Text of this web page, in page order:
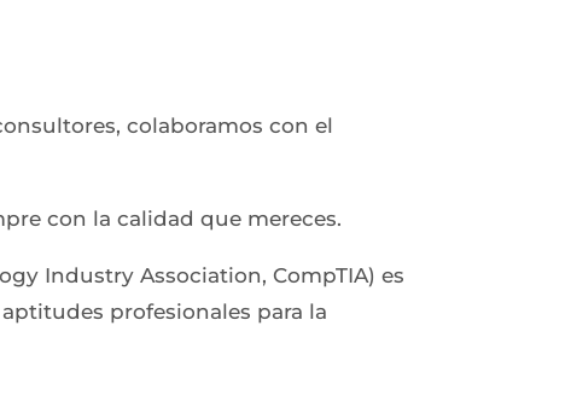
colaboramos con el
con la calidad que mereces.
Industry Association, CompTIA) es
profesionales para la